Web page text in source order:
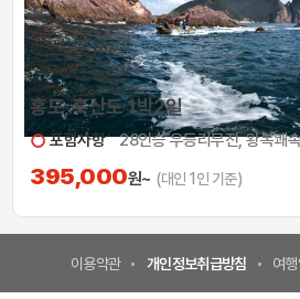
홍도, 흑산도 1박2일
포함사항 28인승 우등리무진, 왕복쾌속선비, 유람선비, 홍도 숙
395,000원~ (대인 1인 기준)
이용약관 개인정보취급방침 여